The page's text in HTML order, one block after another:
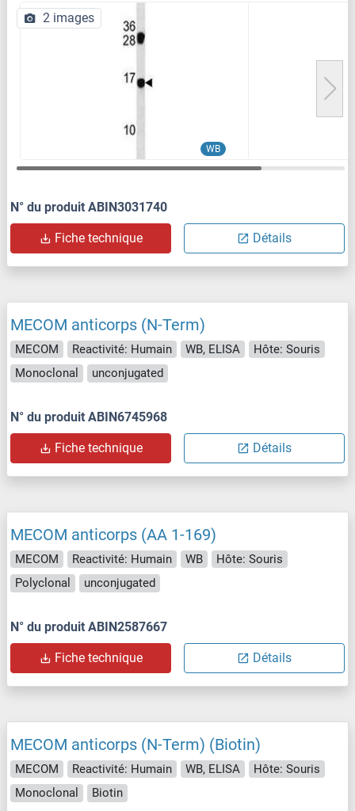
WB
2 images
N° du produit ABIN3031740
Fiche technique Détails
MECOM anticorps (N-Term)
MECOM Reactivité: Humain WB, ELISA
Hôte: Souris
Monoclonal
unconjugated
N° du produit ABIN6745968
Fiche technique Détails
MECOM anticorps (AA 1-169)
MECOM Reactivité: Humain WB
Hôte: Souris
Polyclonal
unconjugated
N° du produit ABIN2587667
Fiche technique Détails
MECOM anticorps (N-Term) (Biotin)
MECOM Reactivité: Humain WB, ELISA
Hôte: Souris
Monoclonal
Biotin